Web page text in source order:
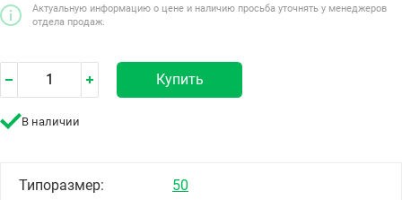
Актуальную информацию о цене и наличию просьба уточнять у менеджеров
отдела продаж.
Купить
В наличии
Типоразмер: 50